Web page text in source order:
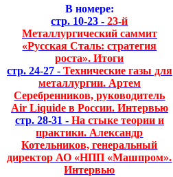
В номере:
стр. 10-23 - 23-й
Металлургический саммит
«Русская Сталь: стратегия
роста». Итоги
стр. 24-27 - Технические газы для
металлургии. Артем
Серебренников, руководитель
Air Liquide в России. Интервью
стр. 28-31 - На стыке теории и
практики. Александр
Котельников, генеральный
директор АО «НПП «Машпром».
Интервью